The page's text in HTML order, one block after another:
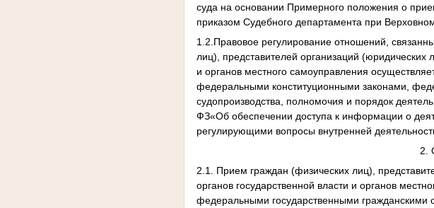
суда на основании Примерного положения о
приказом Судебного департамента при
1.2.Правовое регулирование отношений,
лиц), представителей организаций
и органов местного самоуправления
федеральными конституционными законами,
судопроизводства, полномочия и порядок
ФЗ«Об обеспечении доступа к информации о
регулирующими вопросы внутренней
2.
2.1. Прием граждан (физических лиц),
органов государственной власти и органов
федеральными государственными